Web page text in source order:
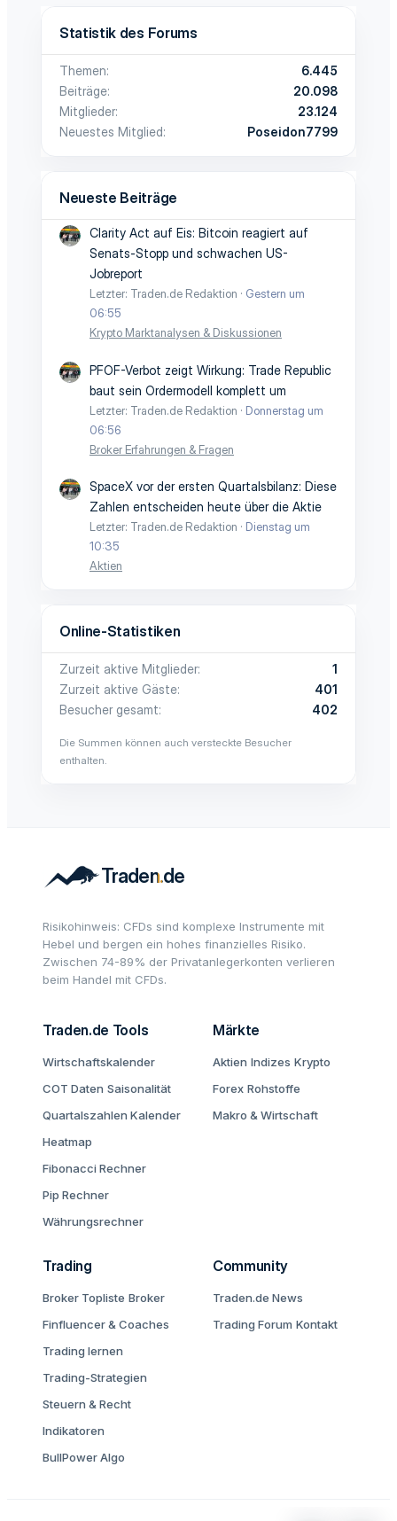
Statistik des Forums
Themen
6.445
Beiträge
20.098
Mitglieder
23.124
Neuestes Mitglied
Poseidon7799
Neueste Beiträge
Clarity Act auf Eis: Bitcoin reagiert auf
Senats-Stopp und schwachen US-
Jobreport
Letzter: Traden.de Redaktion
Gestern um
06:55
Krypto Marktanalysen & Diskussionen
PFOF-Verbot zeigt Wirkung: Trade Republic
baut sein Ordermodell komplett um
Letzter: Traden.de Redaktion
Donnerstag um
06:56
Broker Erfahrungen & Fragen
SpaceX vor der ersten Quartalsbilanz: Diese
Zahlen entscheiden heute über die Aktie
Letzter: Traden.de Redaktion
Dienstag um
10:35
Aktien
Online-Statistiken
Zurzeit aktive Mitglieder
1
Zurzeit aktive Gäste
401
Besucher gesamt
402
Die Summen können auch versteckte Besucher
enthalten.
Risikohinweis: CFDs sind komplexe Instrumente mit
Hebel und bergen ein hohes finanzielles Risiko.
Zwischen 74-89% der Privatanlegerkonten verlieren
beim Handel mit CFDs.
Traden.de Tools
Wirtschaftskalender
COT Daten Saisonalität
Quartalszahlen Kalender
Heatmap
Fibonacci Rechner
Pip Rechner
Währungsrechner
Märkte
Aktien Indizes Krypto
Forex Rohstoffe
Makro & Wirtschaft
Trading
Broker Topliste Broker
Finfluencer & Coaches
Trading lernen
Trading-Strategien
Steuern & Recht
Indikatoren
BullPower Algo
Community
Traden.de News
Trading Forum Kontakt